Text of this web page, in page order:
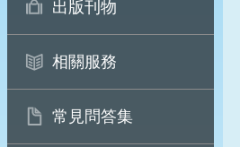
出版刊物
相關服務
常見問答集